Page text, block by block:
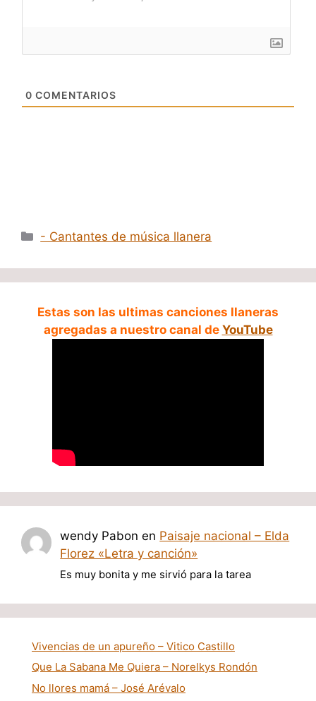
0 COMENTARIOS
Categorías
- Cantantes de música llanera
Estas son las ultimas canciones llaneras
agregadas a nuestro canal de YouTube
wendy Pabon en Paisaje nacional – Elda
Florez «Letra y canción»
Es muy bonita y me sirvió para la tarea
Vivencias de un apureño – Vitico Castillo
Que La Sabana Me Quiera – Norelkys Rondón
No llores mamá – José Arévalo